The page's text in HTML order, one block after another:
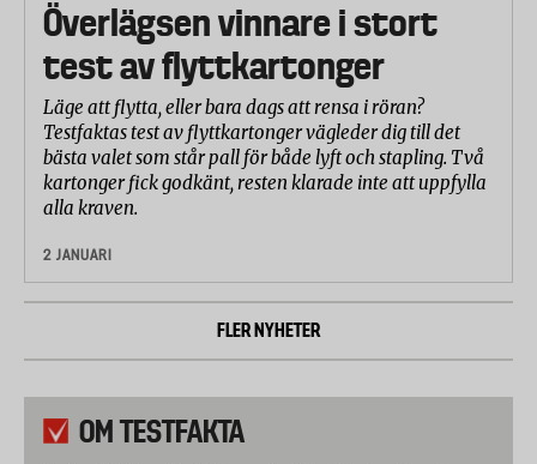
Överlägsen vinnare i stort
test av flyttkartonger
Läge att flytta, eller bara dags att rensa i röran?
Testfaktas test av flyttkartonger vägleder dig till det
bästa valet som står pall för både lyft och stapling. Två
kartonger fick godkänt, resten klarade inte att uppfylla
alla kraven.
2 JANUARI
FLER NYHETER
OM TESTFAKTA